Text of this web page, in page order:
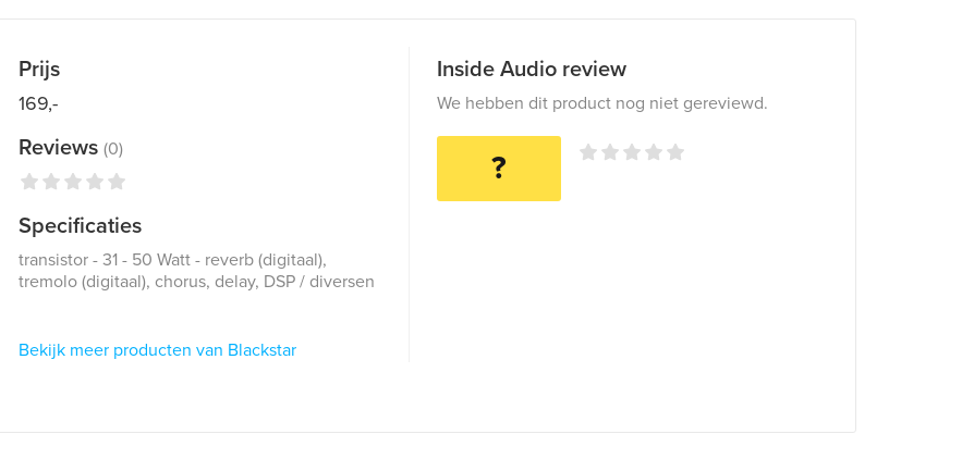
Prijs
169,-
Reviews(0)
Specificaties
transistor - 31 - 50 Watt - reverb (digitaal),
tremolo (digitaal), chorus, delay, DSP / diversen
Bekijk meer producten van Blackstar
Inside Audio review
We hebben dit product nog niet gereviewd.
?